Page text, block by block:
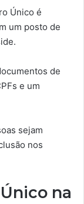
Único é
um posto de
de
e um
sejam
nos
na